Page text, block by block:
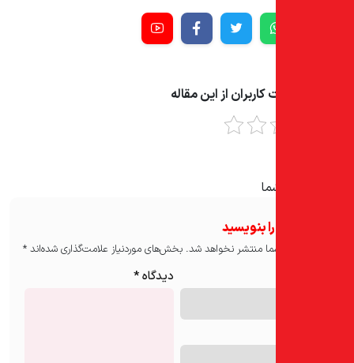
از این مقاله
منتشر نخواهد شد. بخش‌های موردنیاز علامت‌گذاری شده‌اند*